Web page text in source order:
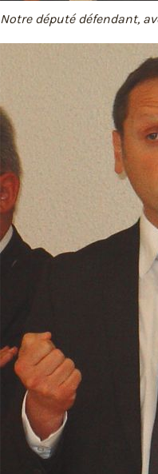
Notre député défendant,